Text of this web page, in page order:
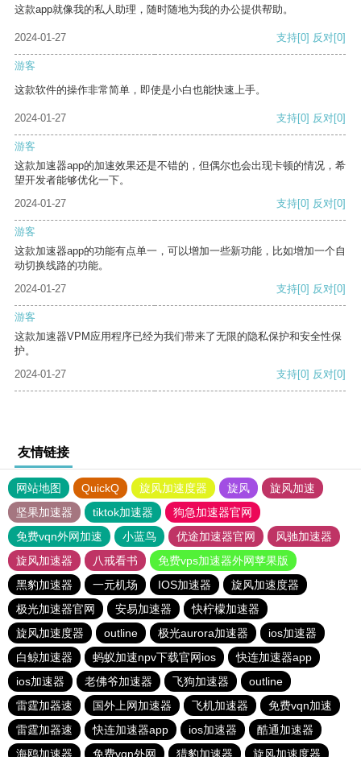
这款app就像我的私人助理，随时随地为我的办公提供帮助。
2024-01-27 支持[0] 反对[0]
游客
这款软件的操作非常简单，即使是小白也能快速上手。
2024-01-27 支持[0] 反对[0]
游客
这款加速器app的加速效果还是不错的，但偶尔也会出现卡顿的情况，希
望开发者能够优化一下。
2024-01-27
支持[0] 反对[0]
游客
这款加速器app的功能有点单一，可以增加一些新功能，比如增加一个自
动切换线路的功能。
2024-01-27
支持[0] 反对[0]
游客
这款加速器VPM应用程序已经为我们带来了无限的隐私保护和安全性保
护。
2024-01-27
支持[0] 反对[0]
友情链接
网站地图 QuickQ 旋风加速度器 旋风
旋风加速
坚果加速器
tiktok加速器
狗急加速器官网
免费vqn外网加速
小蓝鸟 优途加速器官网
风驰加速器
旋风加速器
八戒看书
免费vps加速器外网苹果版
黑豹加速器
一元机场 IOS加速器
旋风加速度器
极光加速器官网
安易加速器
快柠檬加速器
旋风加速度器
outline 极光aurora加速器
ios加速器
白鲸加速器
蚂蚁加速npv下载官网ios
快连加速器app
ios加速器
老佛爷加速器 飞狗加速器
outline
雷霆加器速
国外上网加速器 飞机加速器
免费vqn加速
雷霆加器速
快连加速器app ios加速器
酷通加速器
海鸥加速器
免费vqn外网 猎豹加速器 旋风加速度器